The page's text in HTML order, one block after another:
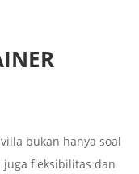
bukan hanya soal
fleksibilitas dan